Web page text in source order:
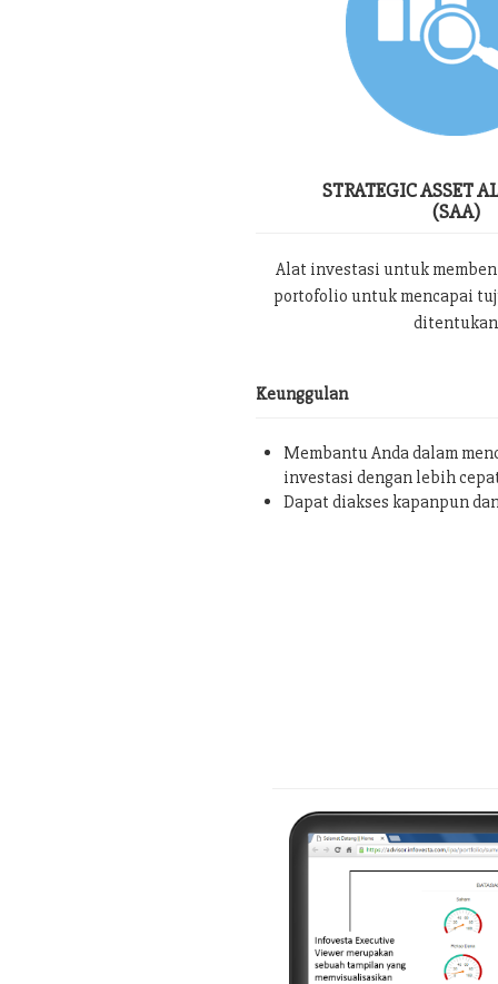
STRATEGIC ASSET
(SAA)
Alat investasi untuk
portofolio untuk mencapai
ditentukan
Keunggulan
Membantu Anda dalam
investasi dengan lebih
Dapat diakses kapanpun